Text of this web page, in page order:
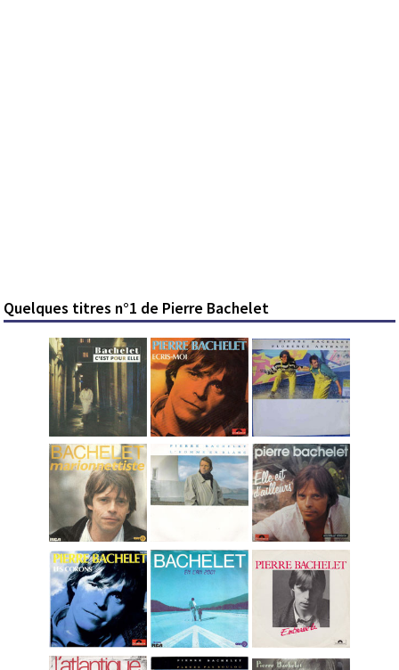
Quelques titres n°1 de Pierre Bachelet